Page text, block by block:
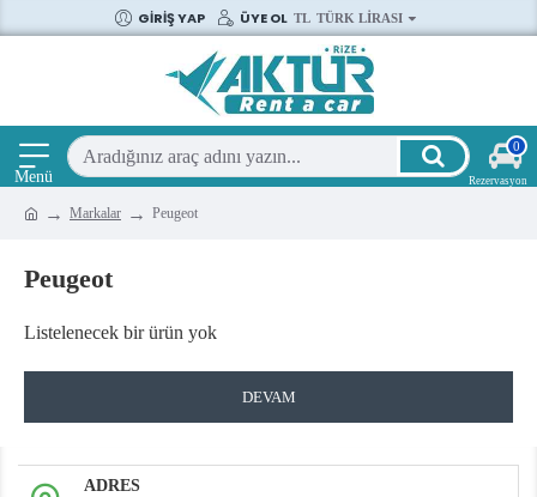
GIRIŞ YAP ÜYE OL TL TÜRK LIRASI
0
Markalar Peugeot
Peugeot
Listelenecek bir ürün yok
DEVAM
ADRES